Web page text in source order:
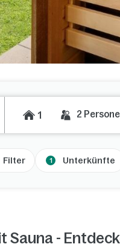
1 2
Filter 1 Unterkünfte
Sauna -